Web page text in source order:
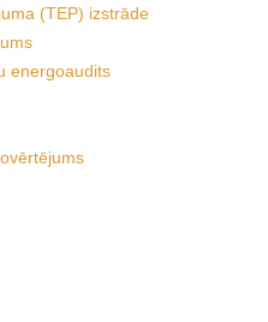
(TEP) izstrāde
energoaudits